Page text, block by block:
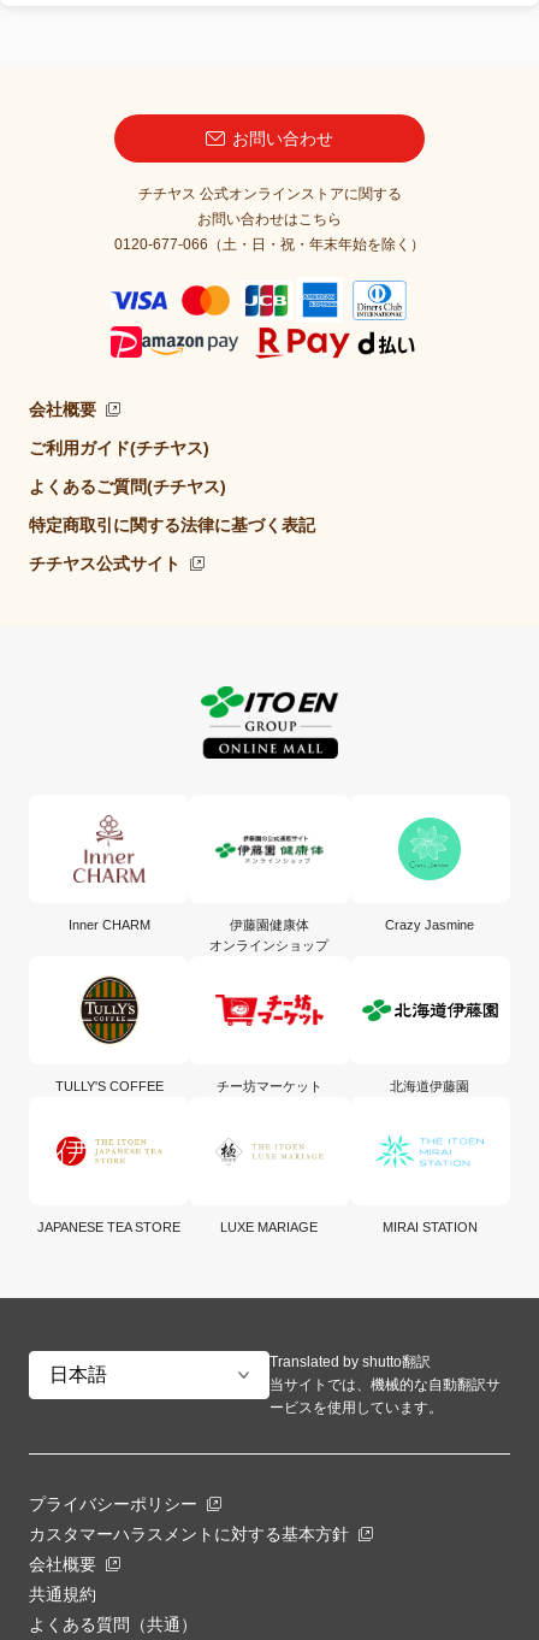
お問い合わせ
チチヤス 公式オンラインストアに関する
お問い合わせはこちら
0120-677-066（土・日・祝・年末年始を除く）
会社概要
ご利用ガイド(チチヤス)
よくあるご質問(チチヤス)
特定商取引に関する法律に基づく表記
チチヤス公式サイト
Inner CHARM
伊藤園健康体
オンラインショップ
Crazy Jasmine
TULLY'S COFFEE チー坊マーケット 北海道伊藤園
JAPANESE TEA STORE LUXE MARIAGE MIRAI STATION
Translated by shutto翻訳
当サイトでは、機械的な自動翻訳サ
ービスを使用しています。
プライバシーポリシー
カスタマーハラスメントに対する基本方針
会社概要
共通規約
よくある質問（共通）